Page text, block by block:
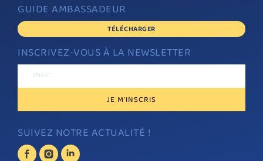
INSCRIVEZ-VOUS À LA NEWSLETTER
EMAIL *
SUIVEZ NOTRE ACTUALITÉ !
GUIDE AMBASSADEUR
TÉLÉCHARGER